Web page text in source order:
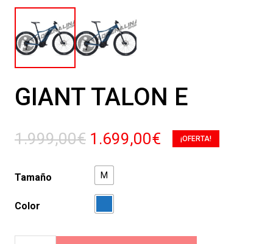
GIANT TALON E
1.999,00€ El
original
era:
1.699,00€ ¡OFERTA!
Tamaño M
Color